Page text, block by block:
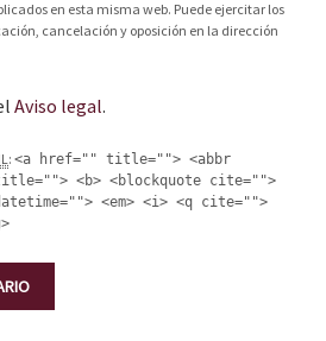
en esta misma web. Puede ejercitar los
cancelación y oposición en la dirección
Aviso legal.
: <a href="" title=""> <abbr
<b> <blockquote cite="">
<em> <i> <q cite="">